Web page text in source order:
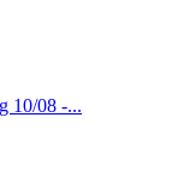
10/08 -...